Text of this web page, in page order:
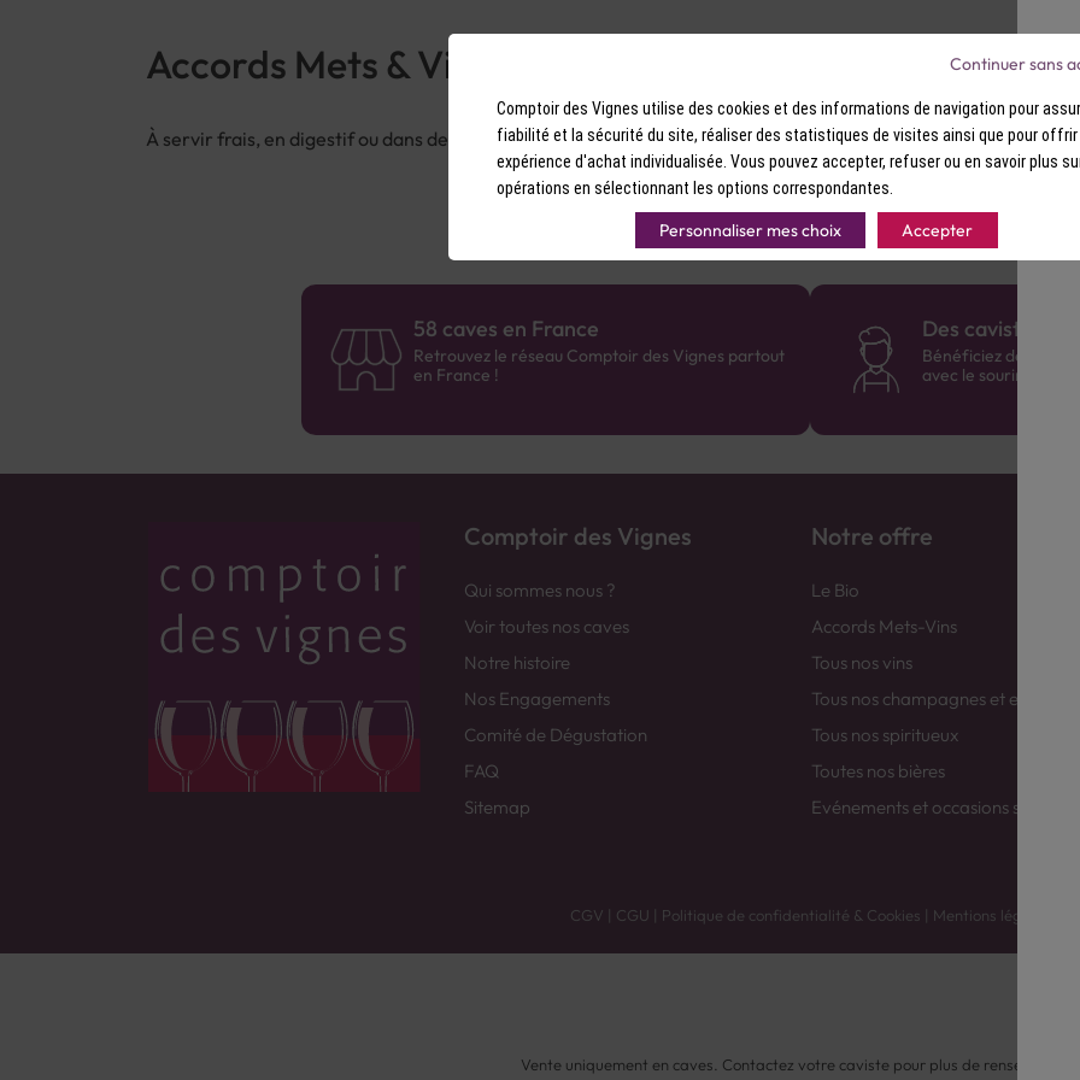
Accords Mets & Vins
À servir frais, en digestif ou dans des préparations gastronomiques ou pâtissières.
58 caves en France
Retrouvez le réseau Comptoir des Vignes partout
en France !
Des cavistes à
Bénéficiez de
avec le sourire :)
Comptoir des Vignes
Qui sommes nous ?
Voir toutes nos caves
Notre histoire
Nos Engagements
Comité de Dégustation
FAQ
Sitemap
Notre offre
Le Bio
Accords Mets-Vins
Tous nos vins
Tous nos champagnes et
Tous nos spiritueux
Toutes nos bières
Evénements et occasions spéciales
CGV | CGU | Politique de confidentialité & Cookies | Mentions légales
Vente uniquement en caves. Contactez votre caviste pour plus de
Comptoir des Vignes utilise des cookies et des informations de navigation pour
fiabilité et la sécurité du site, réaliser des statistiques de visites ainsi que pour offrir
expérience d'achat individualisée. Vous pouvez accepter, refuser ou en savoir plus
opérations en sélectionnant les options correspondantes.
Personnaliser mes choix Accepter
Continuer sans